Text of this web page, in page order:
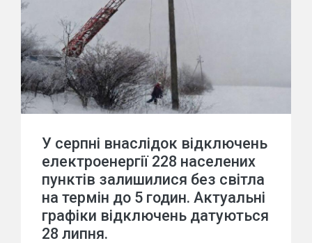
У серпні внаслідок відключень
електроенергії 228 населених
пунктів залишилися без світла
на термін до 5 годин. Актуальні
графіки відключень датуються
28 липня.